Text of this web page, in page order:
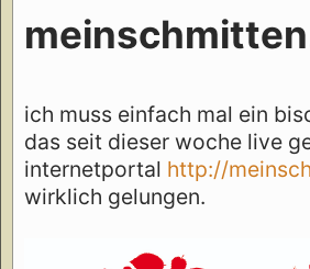
ich muss einfach mal ein
das seit dieser woche live
internetportal http://
wirklich gelungen.